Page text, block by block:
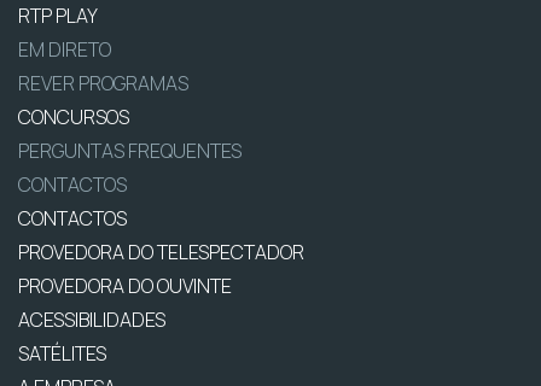
RTP PLAY
EM DIRETO
REVER PROGRAMAS
CONCURSOS
PERGUNTAS FREQUENTES
CONTACTOS
CONTACTOS
PROVEDORA DO TELESPECTADOR
PROVEDORA DO OUVINTE
ACESSIBILIDADES
SATÉLITES